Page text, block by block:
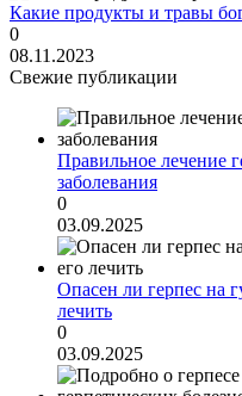
Какие продукты и травы
0
08.11.2023
Свежие публикации
Правильное лечение
заболевания
0
03.09.2025
Опасен ли герпес на
лечить
0
03.09.2025